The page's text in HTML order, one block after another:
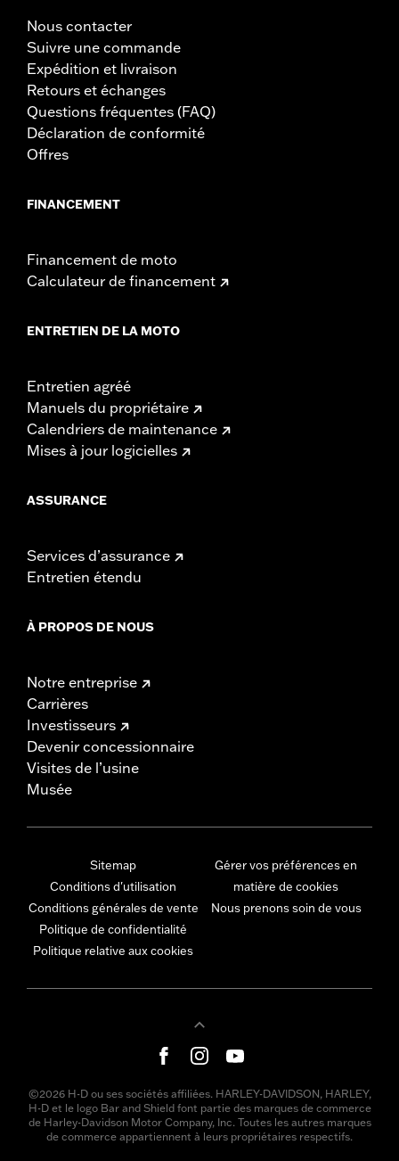
Nous contacter
Suivre une commande
Expédition et livraison
Retours et échanges
Questions fréquentes (FAQ)
Déclaration de conformité
Offres
FINANCEMENT
Financement de moto
Calculateur de financement
ENTRETIEN DE LA MOTO
Entretien agréé
Manuels du propriétaire
Calendriers de maintenance
Mises à jour logicielles
ASSURANCE
Services d’assurance
Entretien étendu
À PROPOS DE NOUS
Notre entreprise
Carrières
Investisseurs
Devenir concessionnaire
Visites de l’usine
Musée
Sitemap
Conditions d'utilisation
Conditions générales de vente
Politique de confidentialité
Politique relative aux cookies
Gérer vos préférences en
matière de cookies
Nous prenons soin de vous
©2026 H-D ou ses sociétés affiliées. HARLEY-DAVIDSON, HARLEY,
H-D et le logo Bar and Shield font partie des marques de commerce
de Harley-Davidson Motor Company, Inc. Toutes les autres marques
de commerce appartiennent à leurs propriétaires respectifs.